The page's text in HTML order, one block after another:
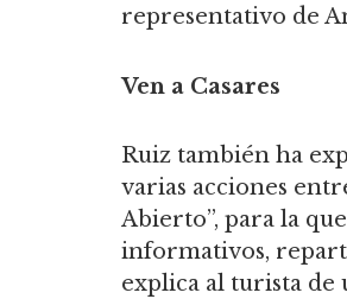
representativo de
Ven a Casares
Ruiz también ha
varias acciones
Abierto”, para la
informativos,
explica al turista de